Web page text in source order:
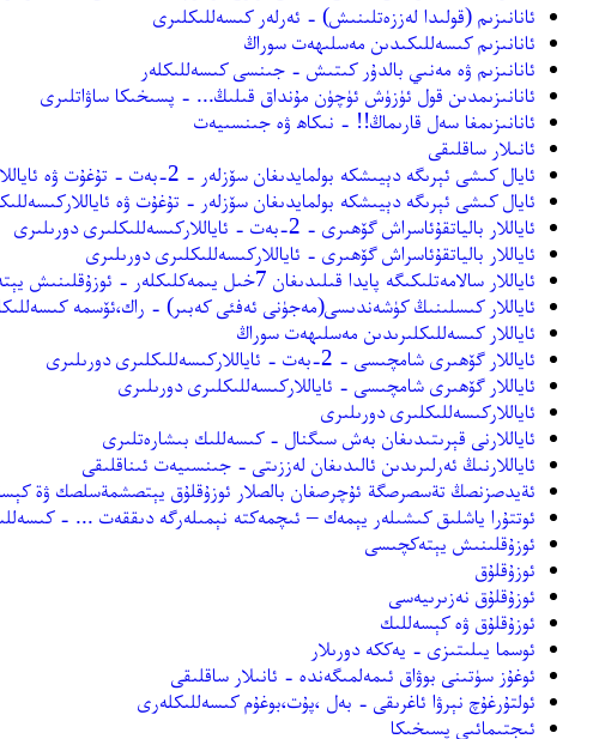
ئانانىزىم (قولىدا لەززەتلىنىش) - ئەرلەر كىسەللىكلىرى
ئانانىزىم كىسەللىكىدىن مەسلىھەت سوراڭ
ئانانىزىم ۋە مەنىي بالدۇر كىتىش - جىنسى كىسەللىكلەر
ئانانىزىمدىن قول ئۈزۈش ئۈچۈن مۇنداق قىلىڭ... - پسىخىكا ساۋاتلىرى
ئانانىزىمغا سەل قارىماڭ!! - نىكاھ ۋە جىنسىيەت
ئانىلار ساقلىقى
ئايال كىشى ئېرىگە دېيىشكە بولمايدىغان سۆزلەر - 2-بەت - تۇغۇت ۋە ئاياللاركىسەللىكلىرى
ئايال كىشى ئېرىگە دېيىشكە بولمايدىغان سۆزلەر - تۇغۇت ۋە
ئاياللار بالياتقۇئاسراش گۆھىرى - 2-بەت - ئاياللاركىسەللىكلىرى دورىلىرى
ئاياللار بالياتقۇئاسراش گۆھىرى - ئاياللاركىسەللىكلىرى دورىلىرى
ئاياللار سالامەتلىكىگە پايدا قىلىدىغان 7خىل يىمەكلىكلەر - ئوزۇقلىنىش يېتەكچىسى
ئاياللار كىسلىنىڭ كۈشەندىسى(مەجۈنى ئەفئى كەبىر) - راك،ئۆسمە
ئاياللار كىسەللىكلىرىدىن مەسلىھەت سوراڭ
ئاياللار گۆھىرى شامچىسى - 2-بەت - ئاياللاركىسەللىكلىرى دورىلىرى
ئاياللار گۆھىرى شامچىسى - ئاياللاركىسەللىكلىرى دورىلىرى
ئاياللاركىسەللىكلىرى دورىلىرى
ئاياللارنى قېرىتىدىغان بەش سىگنال - كىسەللىك بىشارەتلىرى
ئاياللارنىڭ ئەرلىرىدىن ئالىدىغان لەززىتى - جىنسىيەت ئىناقلىقى
ئةيدصزنصڭ تةسصرصگة ئۇچرصغان بالصلار ئوزۇقلۇق يېتصشمةسلصك ۋة
ئوتتۇرا ياشلىق كىشىلەر يېمەك – ئىچمەكتە نېمىلەرگە دىققەت ... -
ئوزۇقلىنىش يېتەكچىسى
ئوزۇقلۇق
ئوزۇقلۇق نەزىرىيەسى
ئوزۇقلۇق ۋە كېسەللىك
ئوسما يىلىتىزى - يەككە دورىلار
ئوغۇز سۈتىنى بوۋاق ئىمەلمىگەندە - ئانىلار ساقلىقى
ئولتۇرغۇچ نېرۋا ئاغرىقى - بەل ،پۇت،بوغۇم كىسەللىكلەرى
ئىجتىمائىي پسىخىكا